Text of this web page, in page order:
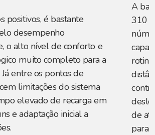
positivos, é bastante
desempenho
o alto nível de conforto e
muito completo para a
entre os pontos de
limitações do sistema
elevado de recarga em
e adaptação inicial a
A
310
de